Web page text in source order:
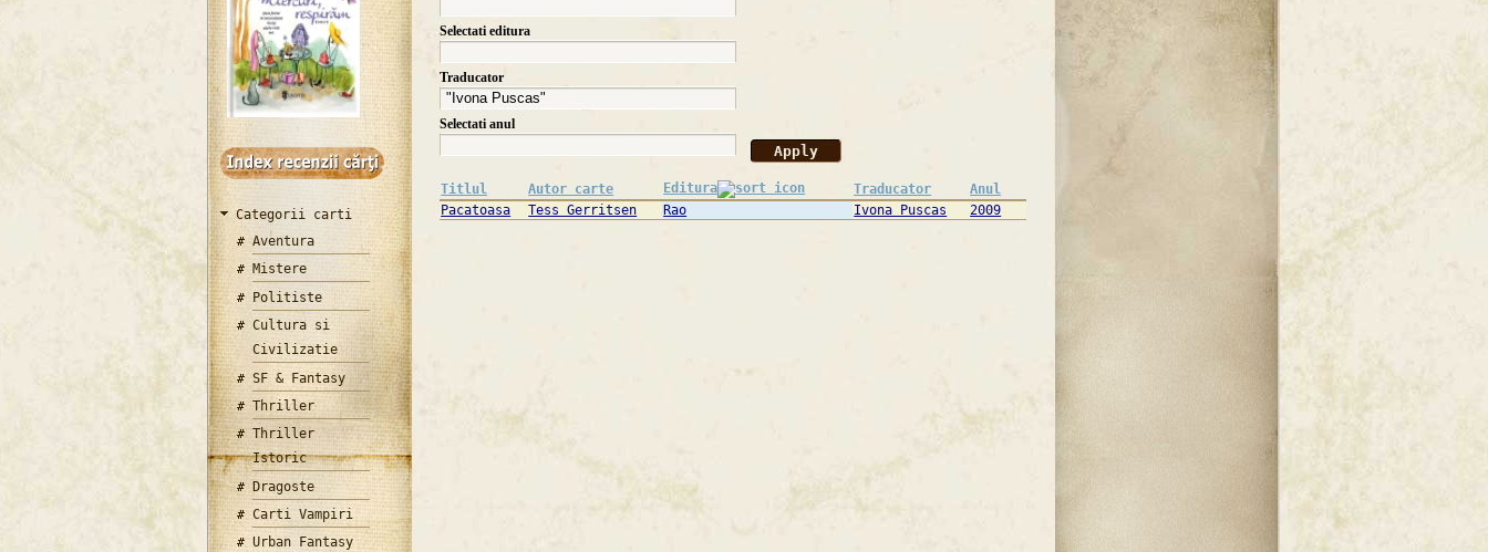
Categorii carti
Aventura
Mistere
Politiste
Cultura si
Civilizatie
SF & Fantasy
Thriller
Thriller
Istoric
Dragoste
Carti Vampiri
Urban Fantasy
Selectati editura
Traducator
Selectati anul
Titlul Autor carte Editura Traducator
Anul
Pacatoasa
Tess Gerritsen Rao Ivona Puscas 2009